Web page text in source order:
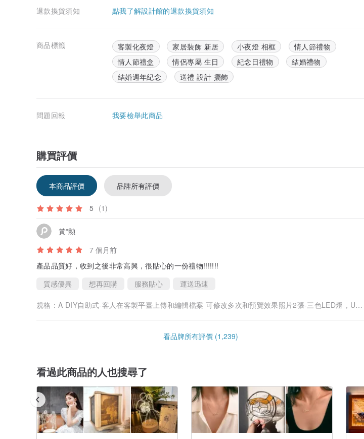
自取**。地址寫格式「順豐智能櫃地址+順豐智能櫃代號」「便利店地址＋便利店名稱+便利店代
台灣客人
請註冊實名認證和使用預先委任，留意EZ WAY的通知，需要客人及時的配合按「 申報相
符」按鈕才可以儘快最快地出貨和收到貨物喔~
- 壓克力相框尺寸 9x13x2cm
- 整個畫面為半透明
A單色白光LED燈USB電源供電
小夜燈和相框的區別：
❤️定製您專屬的回憶個性化亞克力小夜燈是一份很有紀念意義的滿驚喜禮物。時光匆匆，讓我們把
那些美好的一刻好好地珍藏：婚禮，生日，週年紀念，畢業典禮，派對，母親節、父親節，聖誕節，
退款換貨須知 點我了解設計館的退款換貨須知
商品標籤 客製化夜燈 家居裝飾 新居 小夜燈 相框
情人節禮物
情人節禮盒
情侶專屬 生日 紀念日禮物
結婚禮物
結婚週年紀念
送禮 設計 擺飾
問題回報 我要檢舉此商品
購買評價
本商品評價 品牌所有評價
5 (1)
黃*勲
7 個月前
產品品質好，收到之後非常高興，很貼心的一份禮物!!!!!!!
質感優異
想再回購 服務貼心 運送迅速
規格：A DIY自助式-客人在客製平臺上傳和編輯檔案 可修改多次和預覽效果照片2張-三色LED燈，USB和AAA電池兩供電
看品牌所有評價 (1,239)
看過此商品的人也搜尋了